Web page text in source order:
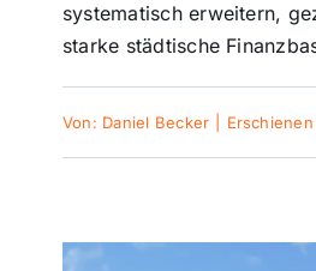
systematisch erweitern,
starke städtische
Von: Daniel Becker